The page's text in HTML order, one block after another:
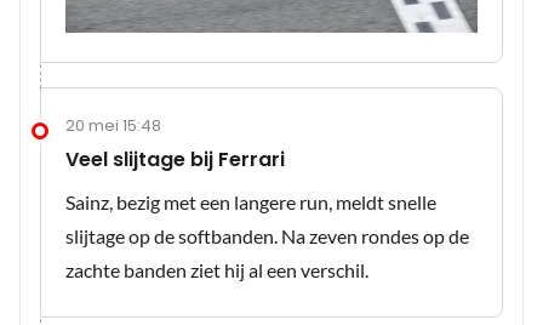
20 mei 15:48
Veel slijtage bij Ferrari
Sainz, bezig met een langere run, meldt snelle
slijtage op de softbanden. Na zeven rondes op de
zachte banden ziet hij al een verschil.